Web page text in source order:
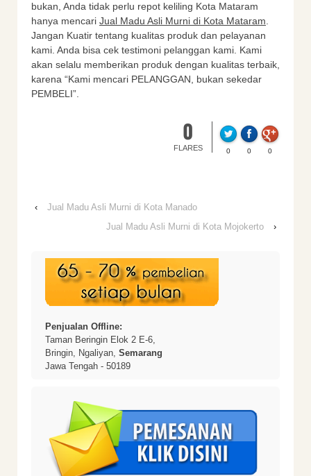
bukan, Anda tidak perlu repot keliling Kota Mataram
hanya mencari Jual Madu Asli Murni di Kota Mataram
Jangan Kuatir tentang kualitas produk dan pelayanan
kami. Anda bisa cek testimoni pelanggan kami. Kami
akan selalu memberikan produk dengan kualitas terbaik,
karena “Kami mencari PELANGGAN, bukan sekedar
PEMBELI”.
0
FLARES 0 0 0
‹
Jual Madu Asli Murni di Kota Manado
Jual Madu Asli Murni di Kota Mojokerto
›
Penjualan Offline:
Taman Beringin Elok 2 E-6,
Bringin, Ngaliyan, Semarang
Jawa Tengah - 50189